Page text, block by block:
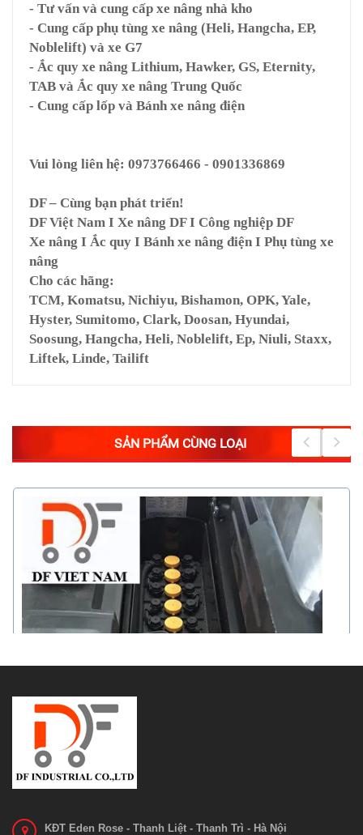
- Tư vấn và cung cấp xe nâng nhà kho
- Cung cấp phụ tùng xe nâng (Heli, Hangcha, EP,
Noblelift) và xe G7
- Ắc quy xe nâng Lithium, Hawker, GS, Eternity,
TAB và Ắc quy xe nâng Trung Quốc
- Cung cấp lốp và Bánh xe nâng điện
Vui lòng liên hệ: 0973766466 - 0901336869
DF – Cùng bạn phát triển!
DF Việt Nam I Xe nâng DF I Công nghiệp DF
Xe nâng I Ắc quy I Bánh xe nâng điện I Phụ tùng xe
nâng
Cho các hãng:
TCM, Komatsu, Nichiyu, Bishamon, OPK, Yale,
Hyster, Sumitomo, Clark, Doosan, Hyundai,
Soosung, Hangcha, Heli, Noblelift, Ep, Niuli, Staxx,
Liftek, Linde, Tailift
SẢN PHẨM CÙNG LOẠI
KĐT Eden Rose - Thanh Liệt - Thanh Trì - Hà Nội